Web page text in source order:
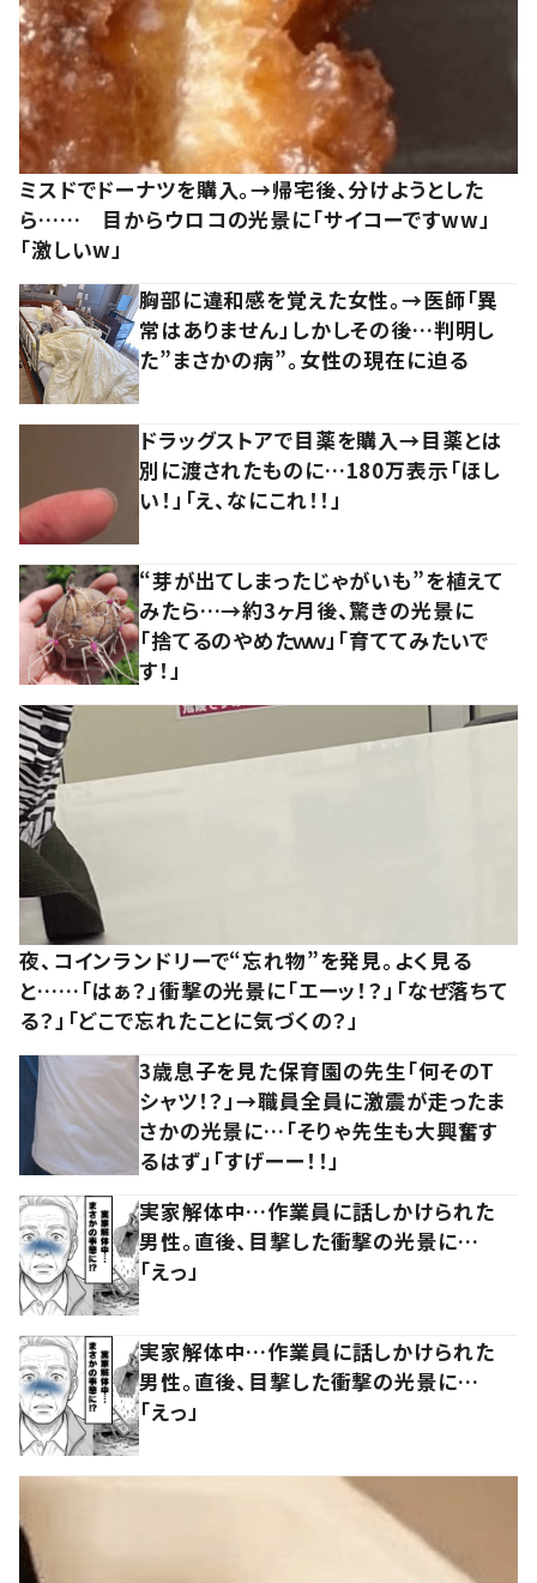
ミスドでドーナツを購入。→帰宅後、分けようとした
ら…… 目からウロコの光景に「サイコーですww」
「激しいw」
胸部に違和感を覚えた女性。→医師「異
常はありません」しかしその後…判明し
た”まさかの病”。女性の現在に迫る
ドラッグストアで目薬を購入→目薬とは
別に渡されたものに…180万表示「ほし
い！」「え、なにこれ！！」
“芽が出てしまったじゃがいも”を植えて
みたら…→約3ヶ月後、驚きの光景に
「捨てるのやめたｗｗ」「育ててみたいで
す！」
夜、コインランドリーで“忘れ物”を発見。よく見る
と……「はぁ？」衝撃の光景に「エーッ！？」「なぜ落ちて
る？」「どこで忘れたことに気づくの？」
3歳息子を見た保育園の先生「何そのT
シャツ！？」→職員全員に激震が走ったま
さかの光景に…「そりゃ先生も大興奮す
るはず」「すげーー！！」
実家解体中…作業員に話しかけられた
男性。直後、目撃した衝撃の光景に…
「えっ」
実家解体中…作業員に話しかけられた
男性。直後、目撃した衝撃の光景に…
「えっ」